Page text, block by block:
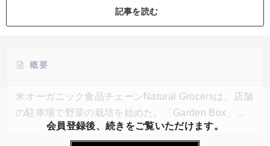
記事を読む
概要
米オーガニック食品チェーンNatural Grocersは、店舗
の駐車場で野菜の栽培を始めた。「Garden Box」の
中で有機野菜を育て、フードマイレージのほとんどな
会員登録後、続きをご覧いただけます。